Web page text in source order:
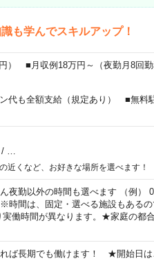
も学んでスキルアップ！
） ■月収例18万円～（夜勤月8回勤
代も全額支給（規定あり） ■無料
/
くなど、お好きな場所を選べます！
夜勤以外の時間も選べます （例）
間は、固定・選べる施設もあるの
働時間が異なります。★家庭の都
れば長期でも働けます！ ★開始日